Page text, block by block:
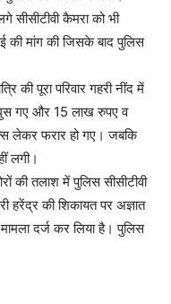
कैमरा को भी
की मांग की जिसके बाद पुलिस
की पूरा परिवार गहरी नींद में
घुस गए और 15 लाख रुपए व
लेकर फरार हो गए। जबकि
लगी।
की तलाश में पुलिस सीसीटीवी
हरेंद्र की शिकायत पर अज्ञात
दर्ज कर लिया है। पुलिस